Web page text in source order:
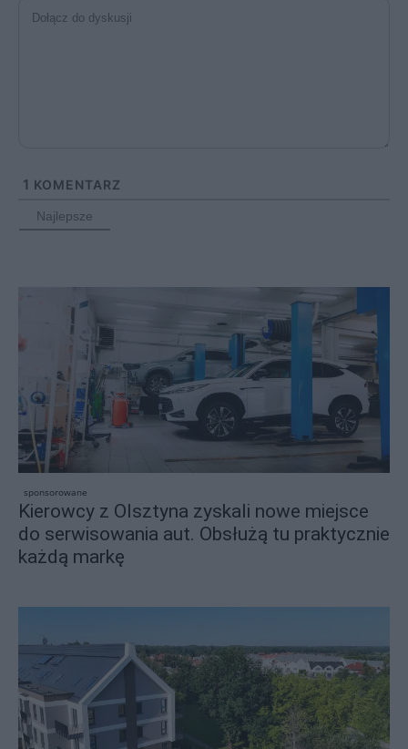
1 KOMENTARZ
Najlepsze
sponsorowane
Kierowcy z Olsztyna zyskali nowe miejsce
do serwisowania aut. Obsłużą tu praktycznie
każdą markę